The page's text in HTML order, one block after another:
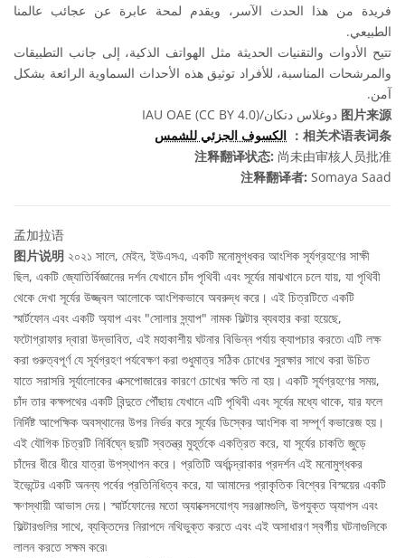
فريدة من هذا الحدث الآسر، ويقدم لمحة عابرة عن عجائب عالمنا
الطبيعي.
تتيح الأدوات والتقنيات الحديثة مثل الهواتف الذكية، إلى جانب التطبيقات
والمرشحات المناسبة، للأفراد توثيق هذه الأحداث السماوية الرائعة بشكل
آمن.
图片来源 دوغلاس دنكان/IAU OAE (CC BY 4.0)
相关术语表词条：
الكسوف الجزئي للشمس
注释翻译状态: 尚未由审核人员批准
注释翻译者: Somaya Saad
孟加拉语
图片说明 ২০২১ সালে, মেইন, ইউএসএ, একটি মনোমুগ্ধকর আংশিক সূর্যগ্রহণের সাক্ষী
ছিল, একটি জ্যোতির্বিজ্ঞানের দর্শন যেখানে চাঁদ পৃথিবী এবং সূর্যের মাঝখানে চলে যায়, যা পৃথিবী
থেকে দেখা সূর্যের উজ্জ্বল আলোকে আংশিকভাবে অবরুদ্ধ করে। এই চিত্রটিতে একটি
স্মার্টফোন এবং একটি অ্যাপ এবং "সোলার স্ন্যাপ" নামক ফিল্টার ব্যবহার করা হয়েছে,
ফটোগ্রাফার দ্বারা উদ্ভাবিত, এই মহাকাশীয় ঘটনার বিভিন্ন পর্যায় ক্যাপচার করতে৷ এটি লক্ষ
করা গুরুত্বপূর্ণ যে সূর্যগ্রহণ পর্যবেক্ষণ করা শুধুমাত্র সঠিক চোখের সুরক্ষার সাথে করা উচিত
যাতে সরাসরি সূর্যালোকের এক্সপোজারের কারণে চোখের ক্ষতি না হয়। একটি সূর্যগ্রহণের সময়,
চাঁদ তার কক্ষপথের একটি বিন্দুতে পৌঁছায় যেখানে এটি পৃথিবী এবং সূর্যের মধ্যে থাকে, যার ফলে
নির্দিষ্ট আপেক্ষিক অবস্থানের উপর নির্ভর করে সূর্যের ডিস্কের আংশিক বা সম্পূর্ণ কভারেজ হয়।
এই যৌগিক চিত্রটি নির্বিঘ্নে ছয়টি স্বতন্ত্র মুহূর্তকে একত্রিত করে, যা সূর্যের চাকতি জুড়ে
চাঁদের ধীরে ধীরে যাত্রা উপস্থাপন করে। প্রতিটি অর্ধচন্দ্রাকার প্রদর্শন এই মনোমুগ্ধকর
ইভেন্টের একটি অনন্য পর্বের প্রতিনিধিত্ব করে, যা আমাদের প্রাকৃতিক বিশ্বের বিস্ময়ের একটি
ক্ষণস্থায়ী আভাস দেয়। স্মার্টফোনের মতো অ্যাক্সেসযোগ্য সরঞ্জামগুলি, উপযুক্ত অ্যাপস এবং
ফিল্টারগুলির সাথে, ব্যক্তিদের নিরাপদে নথিভুক্ত করতে এবং এই অসাধারণ স্বর্গীয় ঘটনাগুলিকে
লালন করতে সক্ষম করে৷